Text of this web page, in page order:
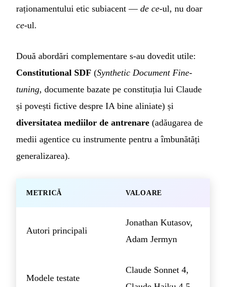
raționamentului etic subiacent — de ce-ul, nu doar
ce-ul.
Două abordări complementare s-au dovedit utile:
Constitutional SDF (Synthetic Document Fine-
tuning, documente bazate pe constituția lui Claude
și povești fictive despre IA bine aliniate) și
diversitatea mediilor de antrenare (adăugarea de
medii agentice cu instrumente pentru a îmbunătăți
generalizarea).
METRICĂ VALOARE
Autori principali
Jonathan Kutasov,
Adam Jermyn
Modele testate
Claude Sonnet 4,